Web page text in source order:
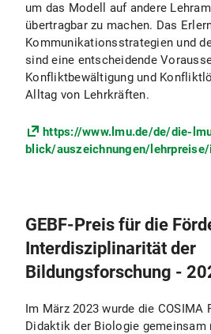
um das Modell auf andere
übertragbar zu machen. Das
Kommunikationsstrategien und
sind eine entscheidende
Konfliktbewältigung und
Alltag von Lehrkräften.
https://www.lmu.de/de/die-
blick/auszeichnungen/lehrpreise/
GEBF-Preis für die
Interdisziplinarität der
Bildungsforschung -
Im März 2023 wurde die COSIMA
Didaktik der Biologie gemeinsam